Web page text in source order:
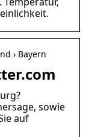
› Bayern
sowie
auf